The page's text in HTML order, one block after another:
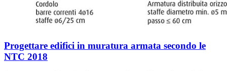
Progettare edifici in muratura armata secondo le
NTC 2018